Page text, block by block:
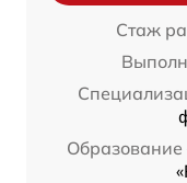
Стаж
Образование